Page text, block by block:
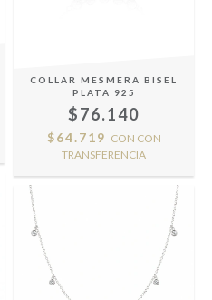
COLLAR MESMERA BISEL
PLATA 925
$76.140
$64.719 CON CON
TRANSFERENCIA